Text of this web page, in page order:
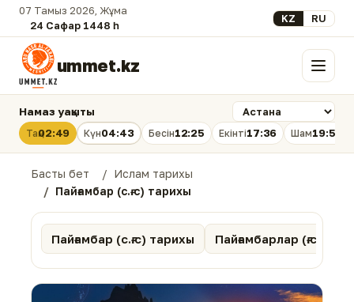
07 Тамыз 2026, Жұма
24 Сафар 1448 һ.
Select your
KZ RU
ummet.kz Мәзір
Намаз уақыты
Таң02:49 Күн04:43 Бесін12:25 Екінті17:36 Шам19:56
Басты бет
Ислам тарихы
Пайғамбар (с.ғ.с) тарихы
Пайғамбар (с.ғ.с) тарихы Пайғамбарлар (ғ.с.)